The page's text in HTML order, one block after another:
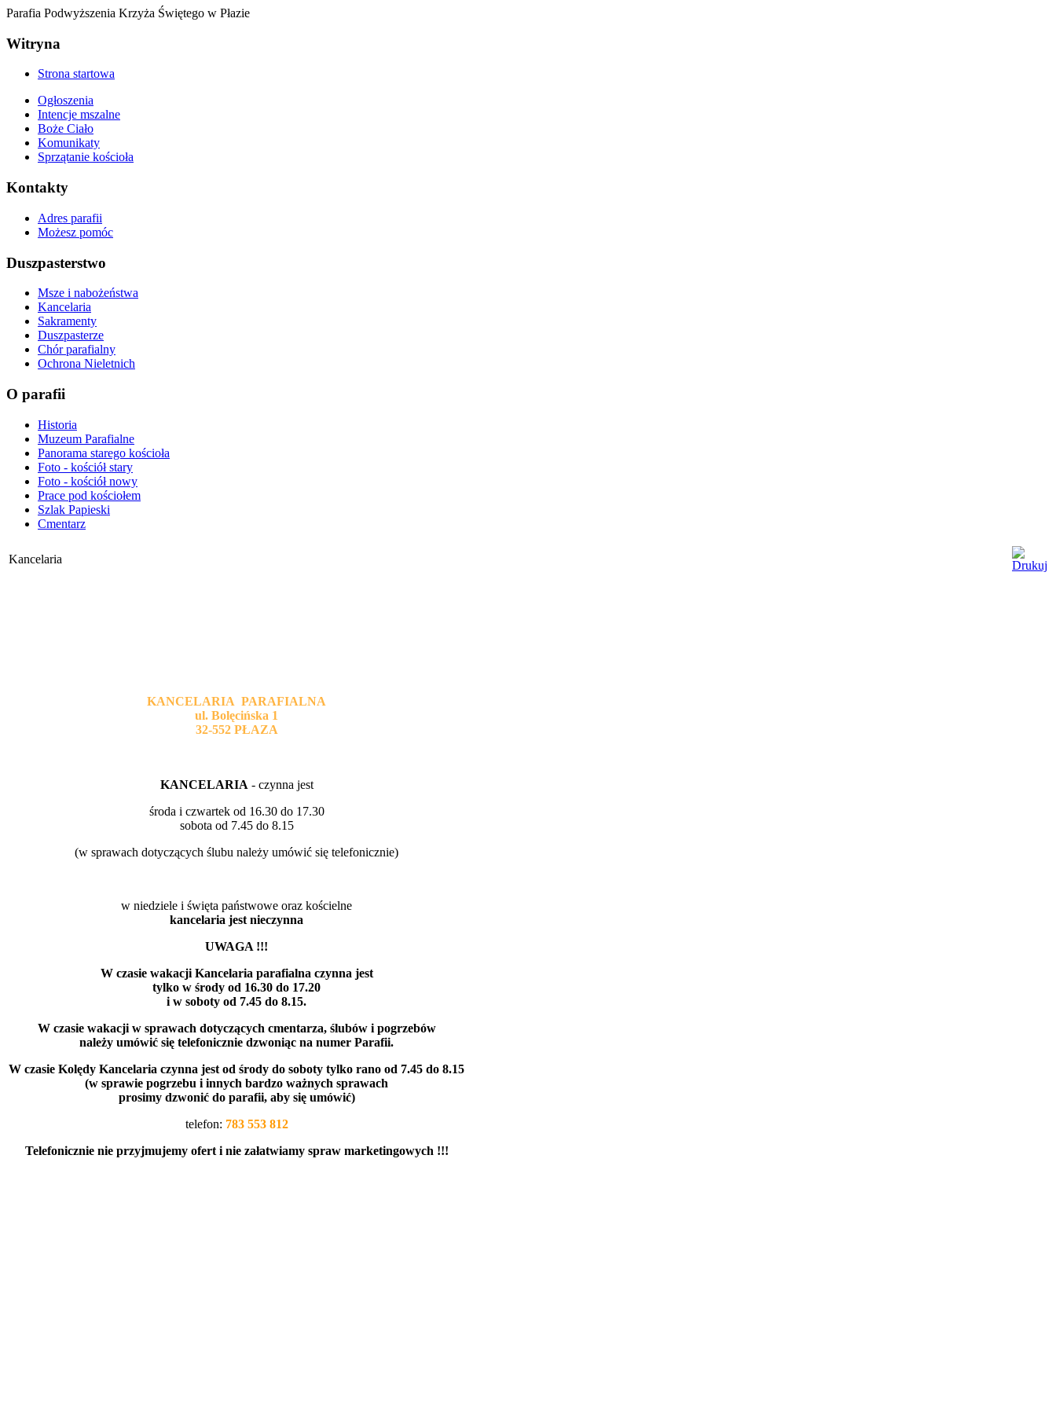
Parafia Podwyższenia Krzyża Świętego w Płazie
Witryna
Strona startowa
Ogłoszenia
Intencje mszalne
Boże Ciało
Komunikaty
Sprzątanie kościoła
Kontakty
Adres parafii
Możesz pomóc
Duszpasterstwo
Msze i nabożeństwa
Kancelaria
Sakramenty
Duszpasterze
Chór parafialny
Ochrona Nieletnich
O parafii
Historia
Muzeum Parafialne
Panorama starego kościoła
Foto - kościół stary
Foto - kościół nowy
Prace pod kościołem
Szlak Papieski
Cmentarz
Kancelaria
KANCELARIA PARAFIALNA
ul. Bolęcińska 1
32-552 PŁAZA
KANCELARIA - czynna jest
środa i czwartek od 16.30 do 17.30
sobota od 7.45 do 8.15
(w sprawach dotyczących ślubu należy umówić się telefonicznie)
w niedziele i święta państwowe oraz kościelne
kancelaria jest nieczynna
UWAGA !!!
W czasie wakacji Kancelaria parafialna czynna jest
tylko w środy od 16.30 do 17.20
i w soboty od 7.45 do 8.15.
W czasie wakacji w sprawach dotyczących cmentarza, ślubów i pogrzebów
należy umówić się telefonicznie dzwoniąc na numer Parafii.
W czasie Kolędy Kancelaria czynna jest od środy do soboty tylko rano od 7.45 do 8.15
(w sprawie pogrzebu i innych bardzo ważnych sprawach
prosimy dzwonić do parafii, aby się umówić)
telefon: 783 553 812
Telefonicznie nie przyjmujemy ofert i nie załatwiamy spraw marketingowych !!!